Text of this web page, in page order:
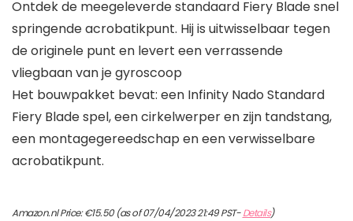
Ontdek de meegeleverde standaard Fiery Blade snel
springende acrobatikpunt. Hij is uitwisselbaar tegen
de originele punt en levert een verrassende
vliegbaan van je gyroscoop
Het bouwpakket bevat: een Infinity Nado Standard
Fiery Blade spel, een cirkelwerper en zijn tandstang,
een montagegereedschap en een verwisselbare
acrobatikpunt.
Amazon.nl Price:€15.50(as of 07/04/2023 21:49 PST-Details)